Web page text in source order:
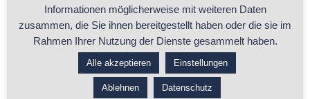
Was macht die apprico® Methode
aus?
Informationen möglicherweise mit weiteren Daten
zusammen, die Sie ihnen bereitgestellt haben oder die sie im
Rahmen Ihrer Nutzung der Dienste gesammelt haben.
Alle akzeptieren Einstellungen
Ablehnen Datenschutz